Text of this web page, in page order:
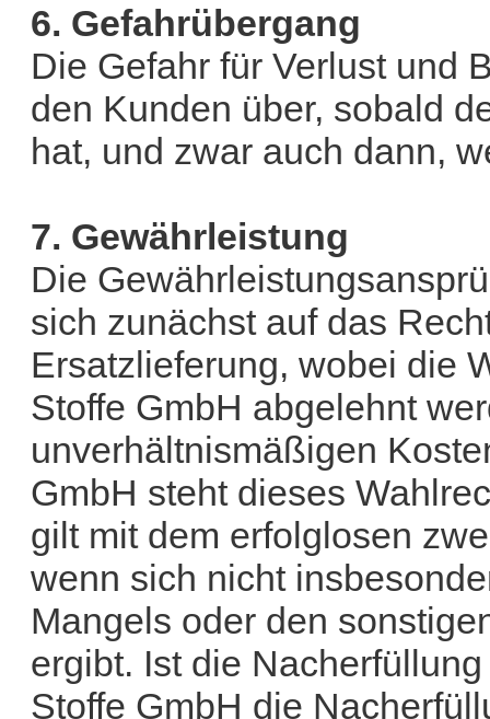
6. Gefahrübergang
Die Gefahr für Verlust und
den Kunden über, sobald
hat, und zwar auch dann,
7. Gewährleistung
Die
sich zunächst auf das
Ersatzlieferung, wobei die
Stoffe GmbH abgelehnt
unverhältnismäßigen
GmbH steht dieses
gilt mit dem erfolglosen
wenn sich nicht
Mangels oder den
ergibt. Ist die
Stoffe GmbH die